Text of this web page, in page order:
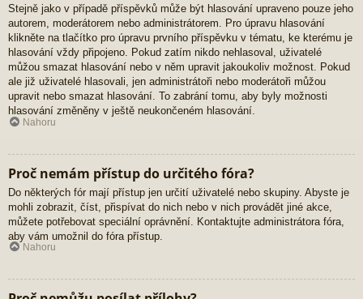
Stejně jako v případě příspěvků může být hlasování upraveno pouze jeho
autorem, moderátorem nebo administrátorem. Pro úpravu hlasování
klikněte na tlačítko pro úpravu prvního příspěvku v tématu, ke kterému je
hlasování vždy připojeno. Pokud zatím nikdo nehlasoval, uživatelé
můžou smazat hlasování nebo v něm upravit jakoukoliv možnost. Pokud
ale již uživatelé hlasovali, jen administrátoři nebo moderátoři můžou
upravit nebo smazat hlasování. To zabrání tomu, aby byly možnosti
hlasování změněny v ještě neukončeném hlasování.
Nahoru
Proč nemám přístup do určitého fóra?
Do některých fór mají přístup jen určití uživatelé nebo skupiny. Abyste je
mohli zobrazit, číst, přispívat do nich nebo v nich provádět jiné akce,
můžete potřebovat speciální oprávnění. Kontaktujte administrátora fóra,
aby vám umožnil do fóra přístup.
Nahoru